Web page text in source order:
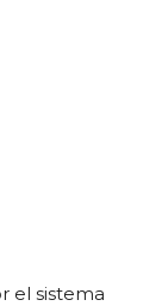
el sistema